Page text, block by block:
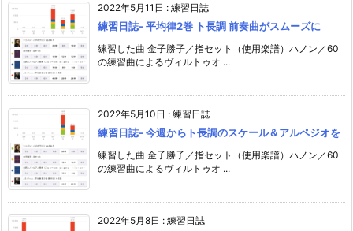
2022年5月11日 : 練習日誌
練習日誌- 平均律2巻 ト長調 前奏曲がスムーズに
練習した曲 金子勝子／指セット（使用楽譜）ハノン／60
の練習曲によるヴィルトゥオ ...
2022年5月10日 : 練習日誌
練習日誌- 今週からト長調のスケール＆アルペジオを
練習した曲 金子勝子／指セット（使用楽譜）ハノン／60
の練習曲によるヴィルトゥオ ...
2022年5月8日 : 練習日誌